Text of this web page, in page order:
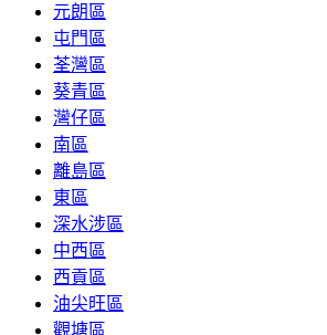
元朗區
屯門區
荃灣區
葵青區
灣仔區
南區
離島區
東區
深水涉區
中西區
西貢區
油尖旺區
觀塘區